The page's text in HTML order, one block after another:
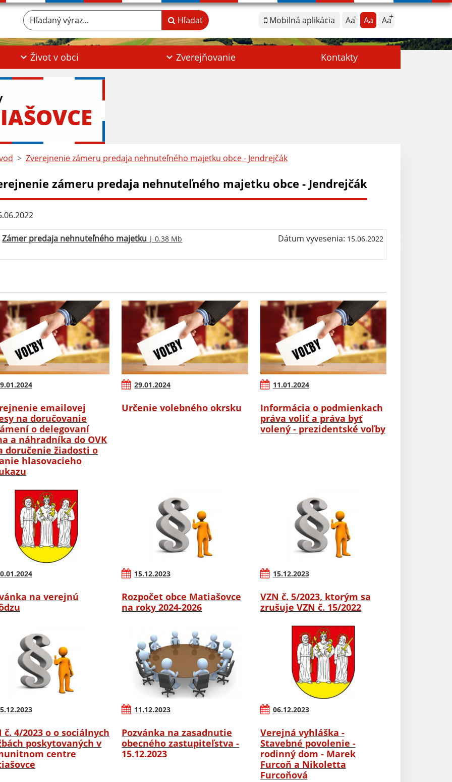
Mobilná aplikácia Aa Aa Aa
Hľadaný výraz... Hľadať
Život v obci Zverejňovanie Kontakty
Zverejnenie zámeru predaja nehnuteľného majetku obce - Jendrejčák
zámeru predaja nehnuteľného majetku obce - Jendrejčák
Zámer predaja nehnuteľného majetku | 0.38 Mb Dátum vyvesenia: 15.06.2022
emailovej
na doručovanie
o delegovaní
a náhradníka do OVK
doručenie žiadosti o
hlasovacieho
29.01.2024
Určenie volebného okrsku
11.01.2024
Informácia o podmienkach
práva voliť a práva byť
volený - prezidentské voľby
na verejnú
15.12.2023
Rozpočet obce Matiašovce
na roky 2024-2026
15.12.2023
VZN č. 5/2023, ktorým sa
zrušuje VZN č. 15/2022
č. 4/2023 o o sociálnych
poskytovaných v
centre
11.12.2023
Pozvánka na zasadnutie
obecného zastupiteľstva -
15.12.2023
06.12.2023
Verejná vyhláška -
Stavebné povolenie -
rodinný dom - Marek
Furcoň a Nikoletta
Furcoňová